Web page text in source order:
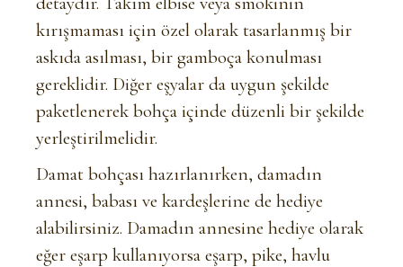
kırışmaması için özel olarak tasarlanmış bir
askıda asılması, bir gamboça konulması
gereklidir. Diğer eşyalar da uygun şekilde
paketlenerek bohça içinde düzenli bir şekilde
yerleştirilmelidir.
Damat bohçası hazırlanırken, damadın
annesi, babası ve kardeşlerine de hediye
alabilirsiniz. Damadın annesine hediye olarak
eğer eşarp kullanıyorsa eşarp, pike, havlu